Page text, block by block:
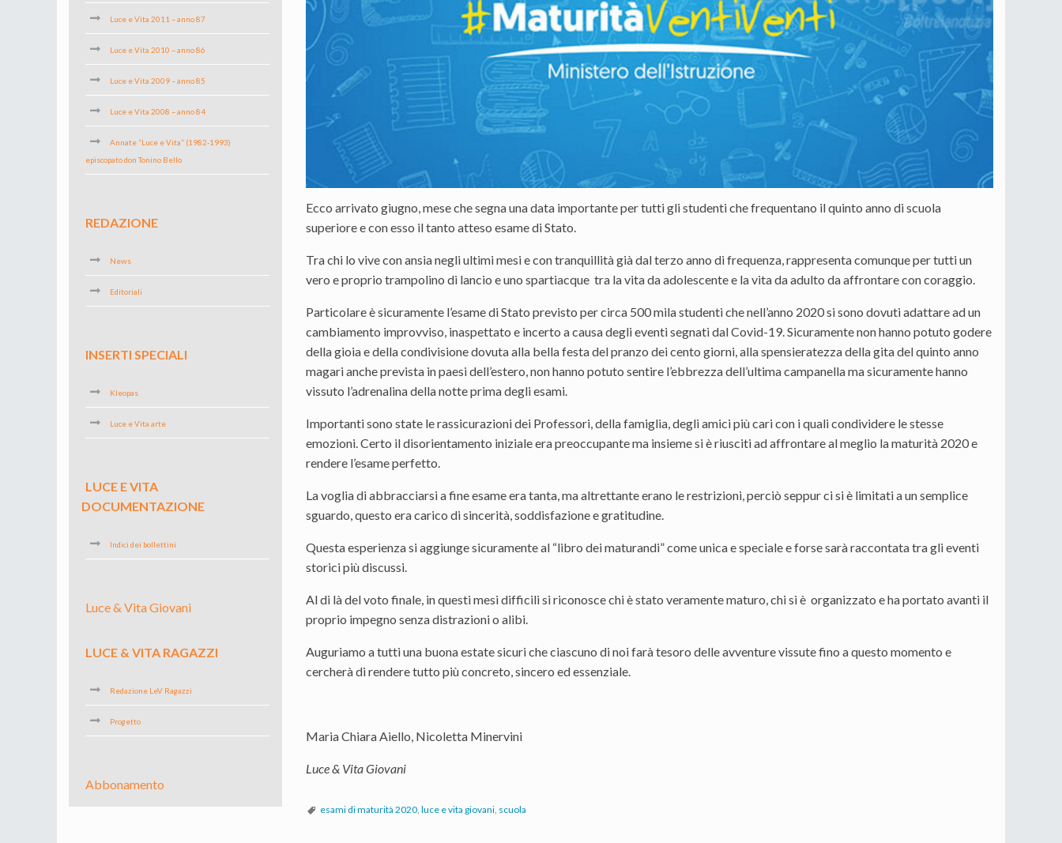
Ecco arrivato giugno, mese che segna una data importante per tutti gli studenti che frequentano il quinto anno di scuola
superiore e con esso il tanto atteso esame di Stato.
Tra chi lo vive con ansia negli ultimi mesi e con tranquillità già dal terzo anno di frequenza, rappresenta comunque per tutti un
vero e proprio trampolino di lancio e uno spartiacque tra la vita da adolescente e la vita da adulto da affrontare con coraggio.
Particolare è sicuramente l’esame di Stato previsto per circa 500 mila studenti che nell’anno 2020 si sono dovuti adattare ad un
cambiamento improvviso, inaspettato e incerto a causa degli eventi segnati dal Covid-19. Sicuramente non hanno potuto godere
della gioia e della condivisione dovuta alla bella festa del pranzo dei cento giorni, alla spensieratezza della gita del quinto anno
magari anche prevista in paesi dell’estero, non hanno potuto sentire l’ebbrezza dell’ultima campanella ma sicuramente hanno
vissuto l’adrenalina della notte prima degli esami.
Importanti sono state le rassicurazioni dei Professori, della famiglia, degli amici più cari con i quali condividere le stesse
emozioni. Certo il disorientamento iniziale era preoccupante ma insieme si è riusciti ad affrontare al meglio la maturità 2020 e
rendere l’esame perfetto.
La voglia di abbracciarsi a fine esame era tanta, ma altrettante erano le restrizioni, perciò seppur ci si è limitati a un semplice
sguardo, questo era carico di sincerità, soddisfazione e gratitudine.
Questa esperienza si aggiunge sicuramente al “libro dei maturandi” come unica e speciale e forse sarà raccontata tra gli eventi
storici più discussi.
Al di là del voto finale, in questi mesi difficili si riconosce chi è stato veramente maturo, chi si è organizzato e ha portato avanti il
proprio impegno senza distrazioni o alibi.
Auguriamo a tutti una buona estate sicuri che ciascuno di noi farà tesoro delle avventure vissute fino a questo momento e
cercherà di rendere tutto più concreto, sincero ed essenziale.
Maria Chiara Aiello, Nicoletta Minervini
Luce & Vita Giovani
esami di maturità 2020 luce e vita giovani scuola
Luce e Vita 2011 – anno 87
Luce e Vita 2010 – anno 86
Luce e Vita 2009 – anno 85
Luce e Vita 2008 – anno 84
Annate “Luce e Vita” (1982-1993)
episcopato don Tonino Bello
REDAZIONE
News
Editoriali
INSERTI SPECIALI
Kleopas
Luce e Vita arte
LUCE E VITA
DOCUMENTAZIONE
Indici dei bollettini
Luce & Vita Giovani
LUCE & VITA RAGAZZI
Redazione LeV Ragazzi
Progetto
Abbonamento